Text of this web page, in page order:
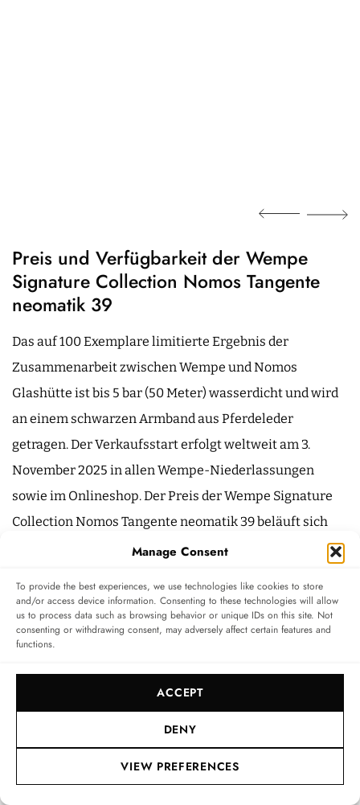
Manage Consent
To provide the best experiences, we use technologies like cookies to store
and/or access device information. Consenting to these technologies will allow
us to process data such as browsing behavior or unique IDs on this site. Not
consenting or withdrawing consent, may adversely affect certain features and
functions.
ACCEPT
DENY
VIEW PREFERENCES
Preis und Verfügbarkeit der Wempe
Signature Collection Nomos Tangente
neomatik 39
Das auf 100 Exemplare limitierte Ergebnis der
Zusammenarbeit zwischen Wempe und Nomos
Glashütte ist bis 5 bar (50 Meter) wasserdicht und wird
an einem schwarzen Armband aus Pferdeleder
getragen. Der Verkaufsstart erfolgt weltweit am 3.
November 2025 in allen Wempe-Niederlassungen
sowie im Onlineshop. Der Preis der Wempe Signature
Collection Nomos Tangente neomatik 39 beläuft sich